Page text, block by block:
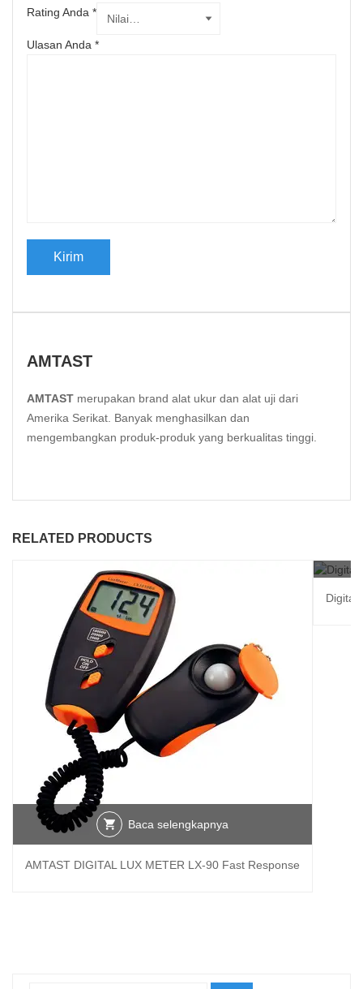
Rating Anda *
Ulasan Anda *
AMTAST
AMTAST merupakan brand alat ukur dan alat uji dari
Amerika Serikat. Banyak menghasilkan dan
mengembangkan produk-produk yang berkualitas tinggi.
RELATED PRODUCTS
Baca selengkapnya
AMTAST DIGITAL LUX METER LX-90 Fast Response
Digital